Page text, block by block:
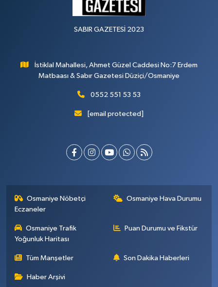
SABIR GAZETESİ 2023
İstiklal Mahallesi, Ahmet Güzel Caddesi No:7 Erdem
Matbaası & Sabır Gazetesi Düziçi/Osmaniye
0552 551 53 53
[email protected]
Osmaniye Nöbetçi
Eczaneler
Osmaniye Hava Durumu
Osmaniye Trafik
Yoğunluk Haritası
Puan Durumu ve Fikstür
Tüm Manşetler Son Dakika Haberleri
Haber Arşivi